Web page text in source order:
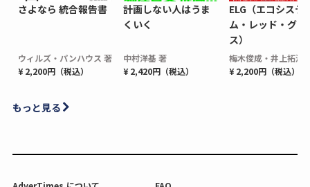
さよなら 統合報告書
ウィルズ・パンハウス 著
¥ 2,200円（税込）
計画しない人はうま
くいく
中村洋基 著
¥ 2,420円（税込）
ELG（エコシステ
ム・レッド・グロ
ス）
梅木俊成・井上拓海
¥ 2,200円（税込）
もっと見る